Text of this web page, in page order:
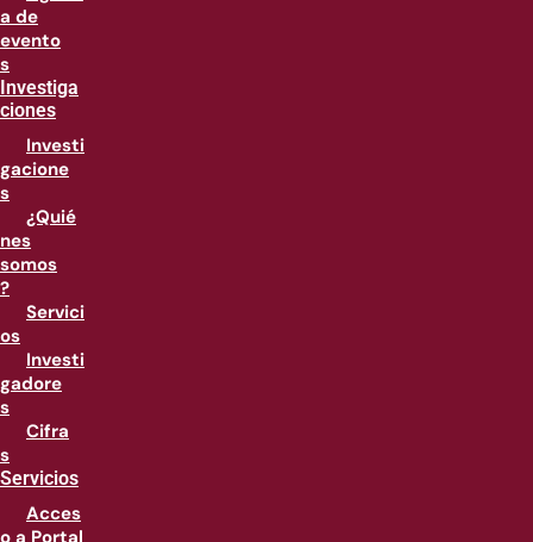
a de
evento
s
Investiga
ciones
Investi
gacione
s
¿Quié
nes
somos
?
Servici
os
Investi
gadore
s
Cifra
s
Servicios
Acces
o a Portal